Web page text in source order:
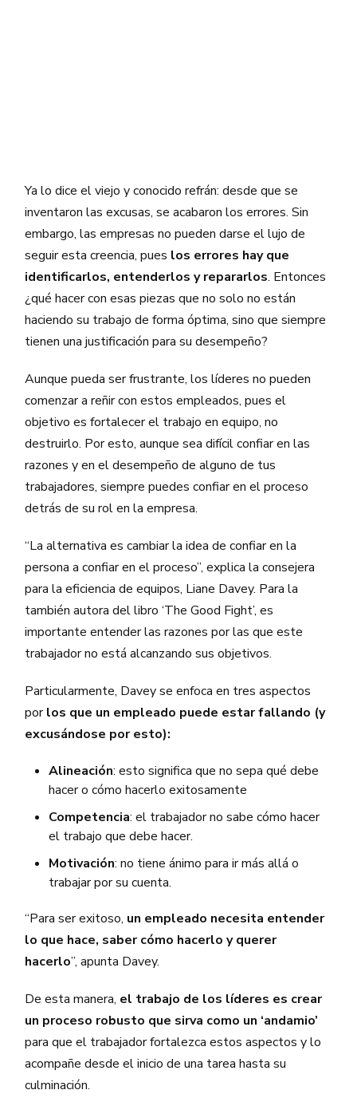
Ya lo dice el viejo y conocido refrán: desde que se
inventaron las excusas, se acabaron los errores. Sin
embargo, las empresas no pueden darse el lujo de
seguir esta creencia, pues los errores hay que
identificarlos, entenderlos y repararlos. Entonces
¿qué hacer con esas piezas que no solo no están
haciendo su trabajo de forma óptima, sino que siempre
tienen una justificación para su desempeño?
Aunque pueda ser frustrante, los líderes no pueden
comenzar a reñir con estos empleados, pues el
objetivo es fortalecer el trabajo en equipo, no
destruirlo. Por esto, aunque sea difícil confiar en las
razones y en el desempeño de alguno de tus
trabajadores, siempre puedes confiar en el proceso
detrás de su rol en la empresa.
“La alternativa es cambiar la idea de confiar en la
persona a confiar en el proceso”, explica la consejera
para la eficiencia de equipos, Liane Davey. Para la
también autora del libro ‘The Good Fight’, es
importante entender las razones por las que este
trabajador no está alcanzando sus objetivos.
Particularmente, Davey se enfoca en tres aspectos
porlos que un empleado puede estar fallando (y
excusándose por esto):
Alineación: esto significa que no sepa qué debe
hacer o cómo hacerlo exitosamente
Competencia: el trabajador no sabe cómo hacer
el trabajo que debe hacer.
Motivación: no tiene ánimo para ir más allá o
trabajar por su cuenta.
“Para ser exitoso, un empleado necesita entender
lo que hace, saber cómo hacerlo y querer
hacerlo”, apunta Davey.
De esta manera, el trabajo de los líderes es crear
un proceso robusto que sirva como un ‘andamio’
para que el trabajador fortalezca estos aspectos y lo
acompañe desde el inicio de una tarea hasta su
culminación.